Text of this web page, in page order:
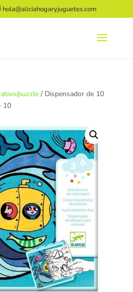
hola@aliciahogaryjuguetes.com
puzzle/ Dispensador de 10
10